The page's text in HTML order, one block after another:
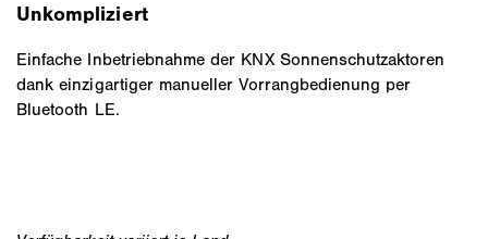
Unkompliziert
Einfache Inbetriebnahme der KNX Sonnenschutzaktoren
dank einzigartiger manueller Vorrangbedienung per
Bluetooth LE.